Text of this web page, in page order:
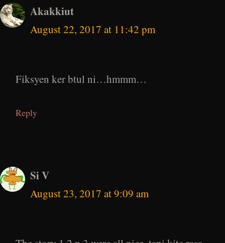
Akakkiut
August 22, 2017 at 11:42 pm
Fiksyen ker btul ni…hmmm…
Reply
Si V
August 23, 2017 at 9:09 am